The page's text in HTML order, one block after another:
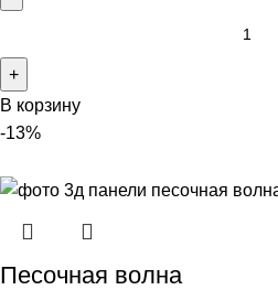
В корзину
-13%
Песочная волна